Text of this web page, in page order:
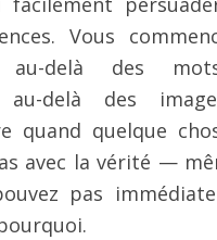
Vous
au-delà des
au-delà des
quand quelque
avec la vérité —
pas